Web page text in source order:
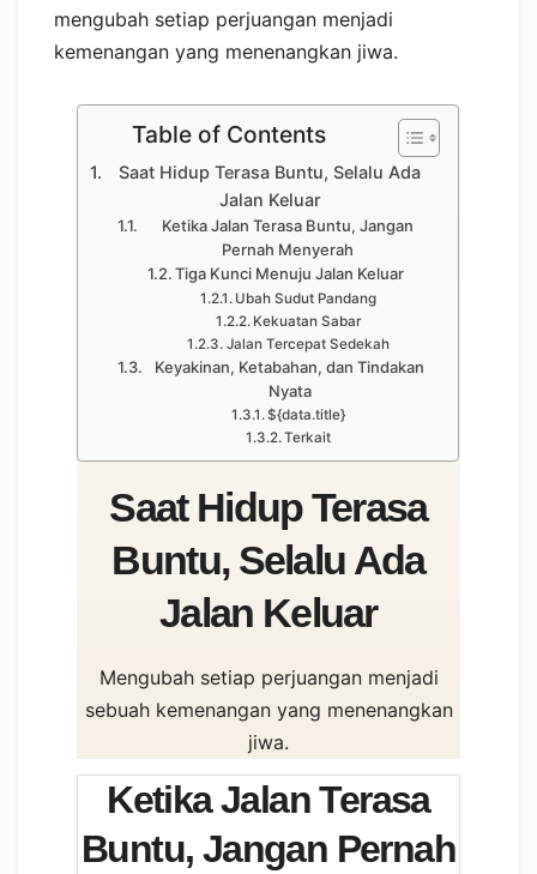
mengubah setiap perjuangan menjadi
kemenangan yang menenangkan jiwa.
Table of Contents
Saat Hidup Terasa Buntu, Selalu Ada
Jalan Keluar
Ketika Jalan Terasa Buntu, Jangan
Pernah Menyerah
Tiga Kunci Menuju Jalan Keluar
Ubah Sudut Pandang
Kekuatan Sabar
Jalan Tercepat Sedekah
Keyakinan, Ketabahan, dan Tindakan
Nyata
${data.title}
Terkait
Saat Hidup Terasa
Buntu, Selalu Ada
Jalan Keluar
Mengubah setiap perjuangan menjadi
sebuah kemenangan yang menenangkan
jiwa.
Ketika Jalan Terasa
Buntu, Jangan Pernah